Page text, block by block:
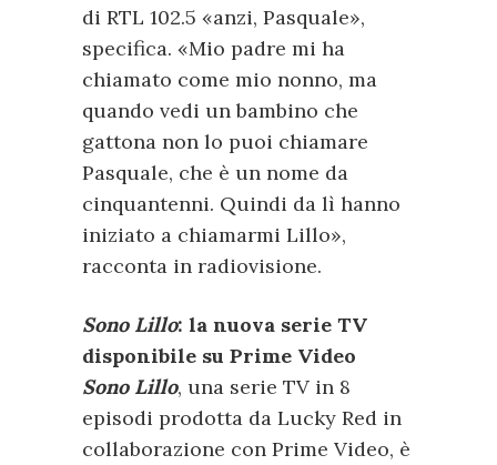
di RTL 102.5 «anzi, Pasquale»,
specifica. «Mio padre mi ha
chiamato come mio nonno, ma
quando vedi un bambino che
gattona non lo puoi chiamare
Pasquale, che è un nome da
cinquantenni. Quindi da lì hanno
iniziato a chiamarmi Lillo»,
racconta in radiovisione.
Sono Lillo: la nuova serie TV
disponibile su Prime Video
Sono Lillo, una serie TV in 8
episodi prodotta da Lucky Red in
collaborazione con Prime Video, è